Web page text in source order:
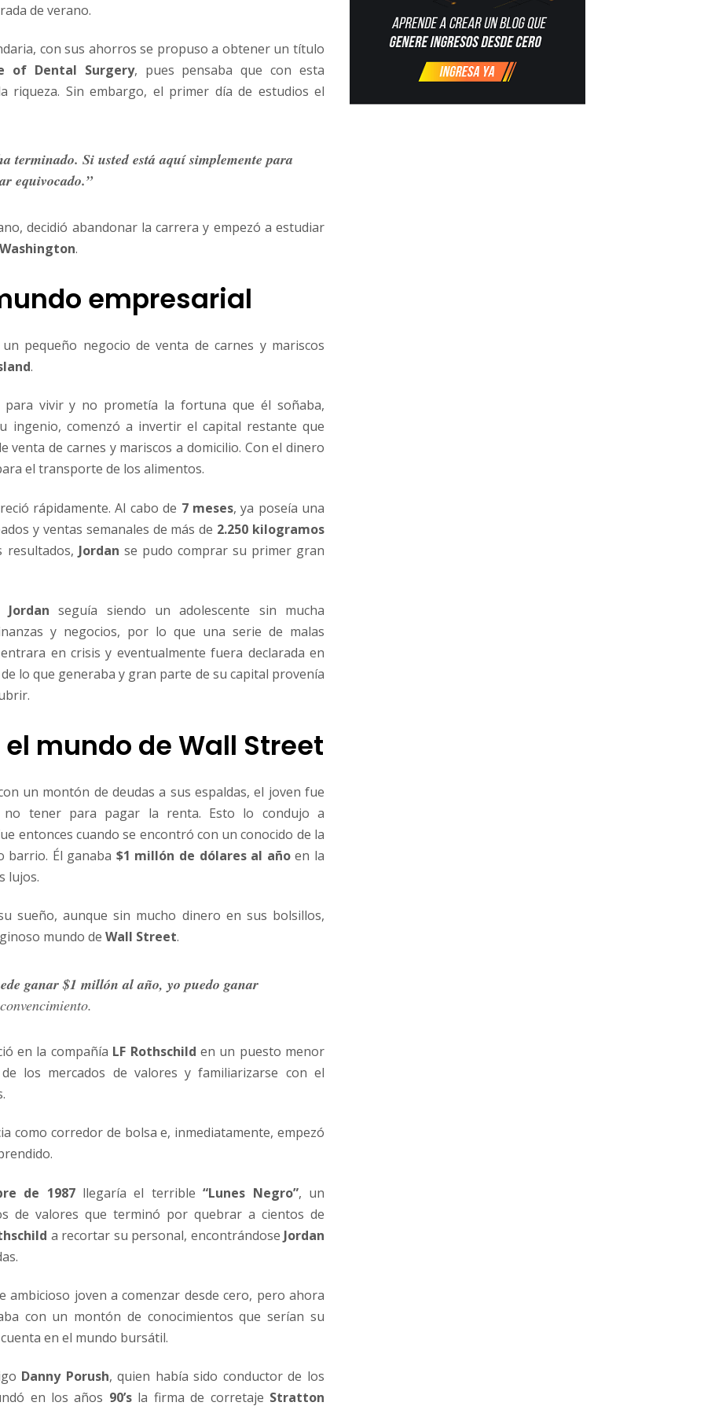
de verano.
con sus ahorros se propuso a obtener un título
of Dental Surgery, pues pensaba que con esta
riqueza. Sin embargo, el primer día de estudios el
terminado. Si usted está aquí simplemente para
equivocado.”
decidió abandonar la carrera y empezó a estudiar
Washington.
empresarial
pequeño negocio de venta de carnes y mariscos
.
para vivir y no prometía la fortuna que él soñaba,
ingenio, comenzó a invertir el capital restante que
de carnes y mariscos a domicilio. Con el dinero
el transporte de los alimentos.
rápidamente. Al cabo de 7 meses, ya poseía una
y ventas semanales de más de 2.250 kilogramos
resultados, Jordan se pudo comprar su primer gran
Jordan seguía siendo un adolescente sin mucha
y negocios, por lo que una serie de malas
en crisis y eventualmente fuera declarada en
lo que generaba y gran parte de su capital provenía
mundo de Wall Street
un montón de deudas a sus espaldas, el joven fue
no tener para pagar la renta. Esto lo condujo a
entonces cuando se encontró con un conocido de la
barrio. Él ganaba $1 millón de dólares al añoen la
lujos.
sueño, aunque sin mucho dinero en sus bolsillos,
mundo de Wall Street.
ganar $1 millón al año, yo puedo ganar
en la compañía LF Rothschild en un puesto menor
los mercados de valores y familiarizarse con el
como corredor de bolsa e, inmediatamente, empezó
de 1987llegaría el terrible“Lunes Negro”, un
de valores que terminó por quebrar a cientos de
a recortar su personal, encontrándose Jordan
ambicioso joven a comenzar desde cero, pero ahora
con un montón de conocimientos que serían su
en el mundo bursátil.
Danny Porush, quien había sido conductor de los
en los años 90’sla firma de corretaje Stratton